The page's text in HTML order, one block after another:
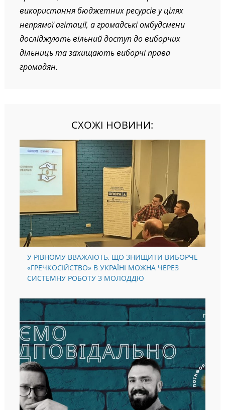
Крім того, ОПОРА також моніторить
використання бюджетних ресурсів у цілях
непрямої агітації, а громадські омбудсмени
досліджують вільний доступ до виборчих
дільниць та захищають виборчі права
У РІВНОМУ ВВАЖАЮТЬ, ЩО ЗНИЩИТИ ВИБОРЧЕ
«ГРЕЧКОСІЙСТВО» В УКРАЇНІ МОЖНА ЧЕРЕЗ